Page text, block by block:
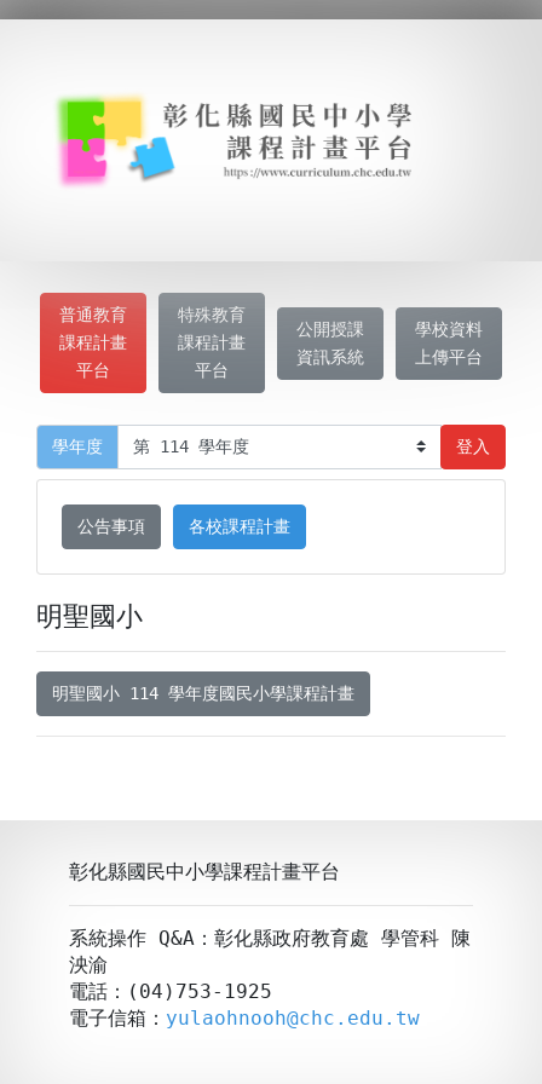
普通教育
課程計畫
平台
特殊教育
課程計畫
平台
公開授課
資訊系統
學校資料
上傳平台
學年度 登入
公告事項 各校課程計畫
明聖國小
明聖國小 114 學年度國民小學課程計畫
彰化縣國民中小學課程計畫平台
系統操作 Q&A：彰化縣政府教育處 學管科 陳
泱渝
電話：(04)753-1925
電子信箱： yulaohnooh@chc.edu.tw